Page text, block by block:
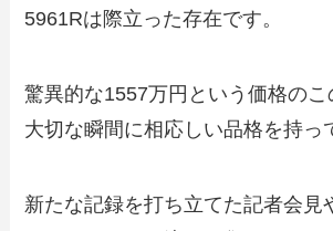
5961Rは際立った存在です。
驚異的な1557万円という価格の
大切な瞬間に相応しい品格を持っ
新たな記録を打ち立てた記者会見